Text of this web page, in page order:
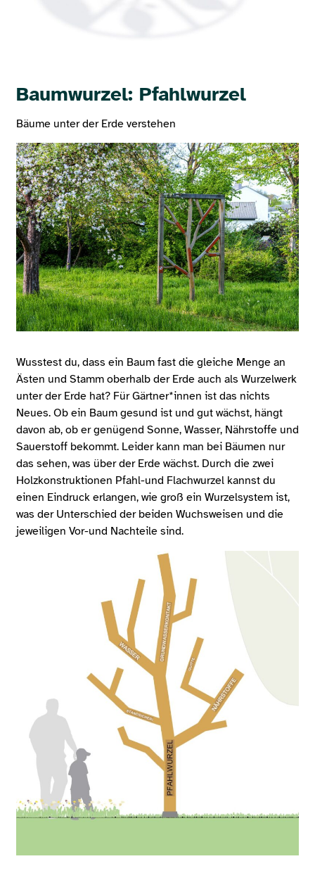
Baumwurzel: Pfahlwurzel
Bäume unter der Erde verstehen
Wusstest du, dass ein Baum fast die gleiche Menge an
Ästen und Stamm oberhalb der Erde auch als Wurzelwerk
unter der Erde hat? Für Gärtner*innen ist das nichts
Neues. Ob ein Baum gesund ist und gut wächst, hängt
davon ab, ob er genügend Sonne, Wasser, Nährstoffe und
Sauerstoff bekommt. Leider kann man bei Bäumen nur
das sehen, was über der Erde wächst. Durch die zwei
Holzkonstruktionen Pfahl-und Flachwurzel kannst du
einen Eindruck erlangen, wie groß ein Wurzelsystem ist,
was der Unterschied der beiden Wuchsweisen und die
jeweiligen Vor-und Nachteile sind.